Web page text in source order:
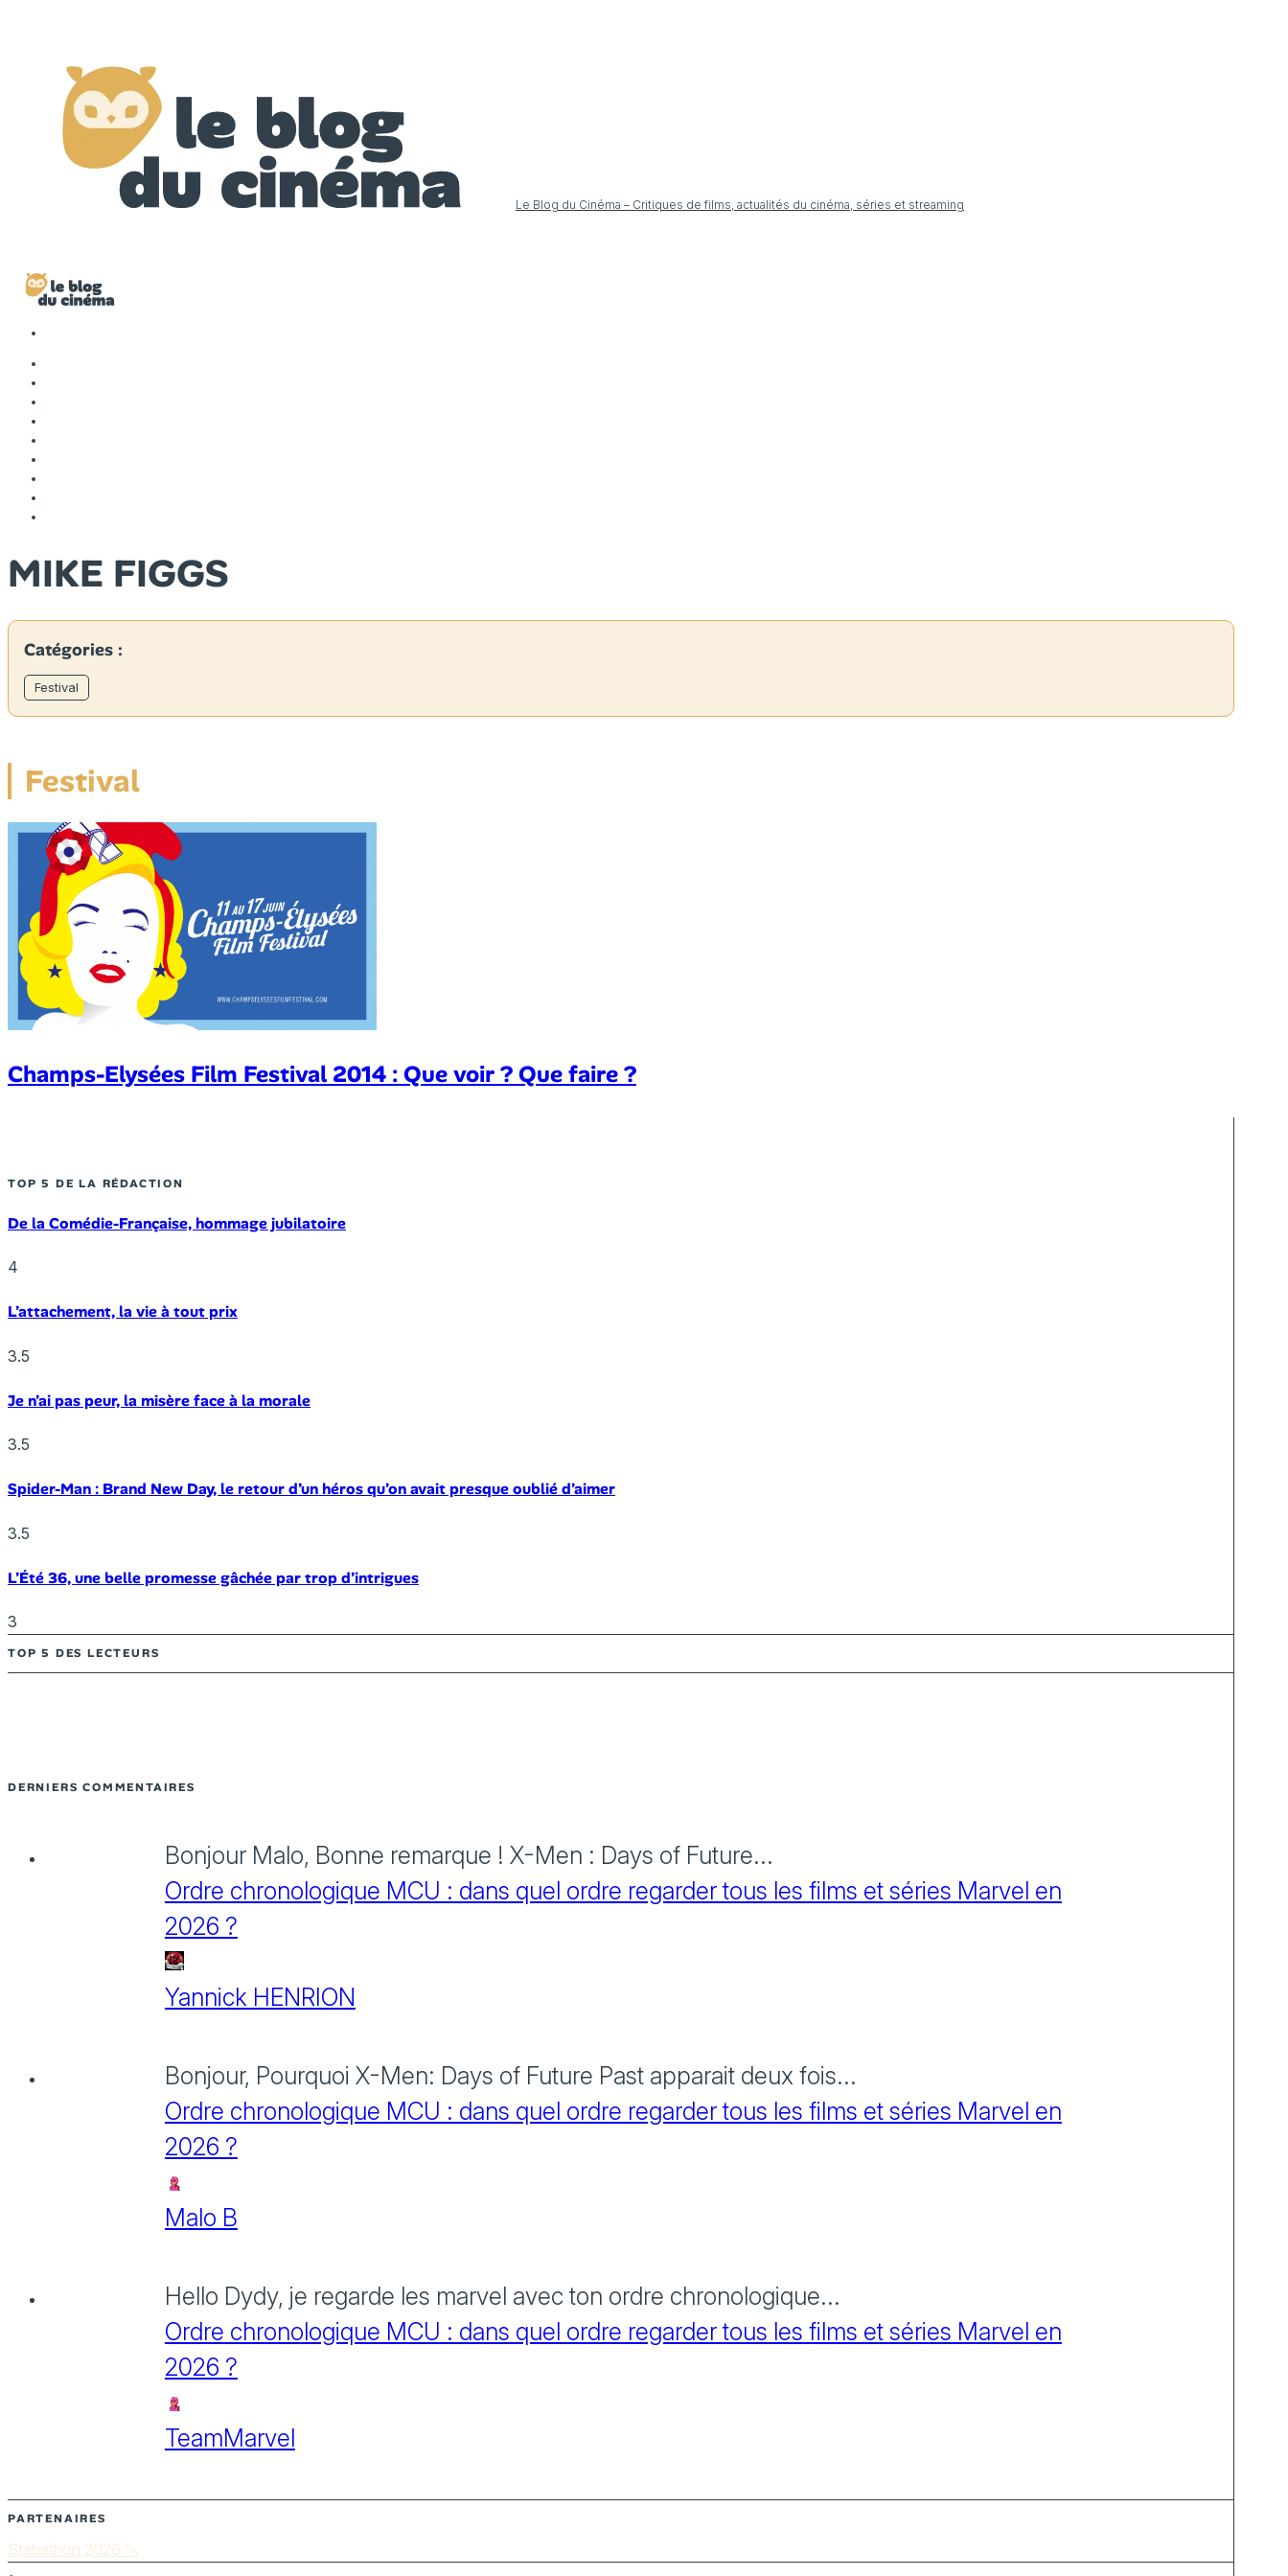
Le Blog du Cinéma – Critiques de films, actualités du cinéma, séries et streaming
MIKE FIGGS
Catégories :
Festival
Festival
Champs-Elysées Film Festival 2014 : Que voir ? Que faire ?
TOP 5 DE LA RÉDACTION
De la Comédie-Française, hommage jubilatoire
4
L’attachement, la vie à tout prix
3.5
Je n’ai pas peur, la misère face à la morale
3.5
Spider-Man : Brand New Day, le retour d’un héros qu’on avait presque oublié d’aimer
3.5
L’Été 36, une belle promesse gâchée par trop d’intrigues
3
TOP 5 DES LECTEURS
DERNIERS COMMENTAIRES
Bonjour Malo, Bonne remarque ! X-Men : Days of Future...
Ordre chronologique MCU : dans quel ordre regarder tous les films et séries Marvel en
2026 ?
Yannick HENRION
Bonjour, Pourquoi X-Men: Days of Future Past apparait deux fois...
Ordre chronologique MCU : dans quel ordre regarder tous les films et séries Marvel en
2026 ?
Malo B
Hello Dydy, je regarde les marvel avec ton ordre chronologique...
Ordre chronologique MCU : dans quel ordre regarder tous les films et séries Marvel en
2026 ?
TeamMarvel
PARTENAIRES
Stabathon 2026 🔪